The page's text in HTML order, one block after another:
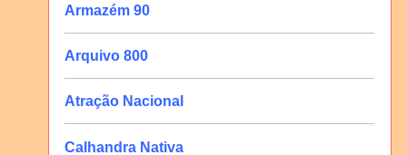
Armazém 90
Arquivo 800
Atração Nacional
Calhandra Nativa